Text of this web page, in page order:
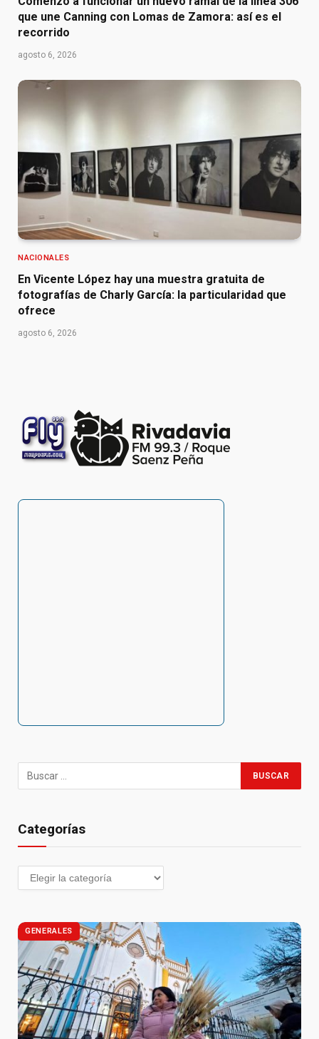
que une Canning con Lomas de Zamora: así es el
recorrido
agosto 6, 2026
NACIONALES
En Vicente López hay una muestra gratuita de
fotografías de Charly García: la particularidad que
ofrece
agosto 6, 2026
Categorías
GENERALES